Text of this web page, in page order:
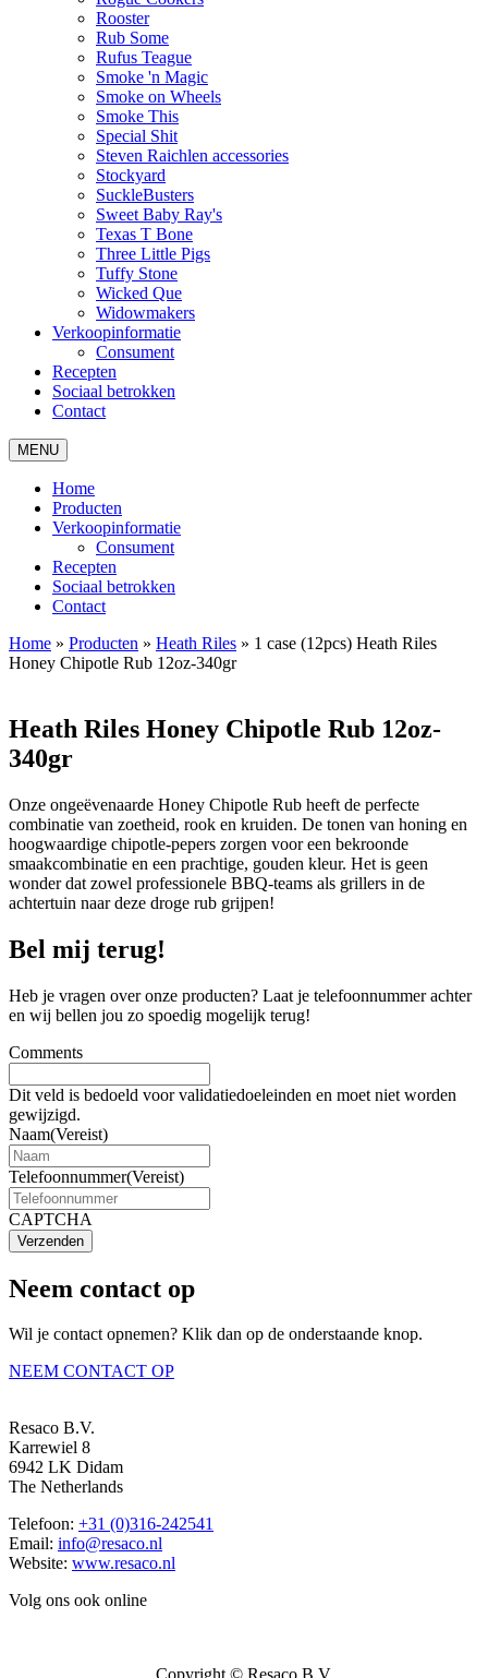
Rooster
Rub Some
Rufus Teague
Smoke 'n Magic
Smoke on Wheels
Smoke This
Special Shit
Steven Raichlen accessories
Stockyard
SuckleBusters
Sweet Baby Ray's
Texas T Bone
Three Little Pigs
Tuffy Stone
Wicked Que
Widowmakers
Verkoopinformatie
Consument
Recepten
Sociaal betrokken
Contact
MENU
Home
Producten
Verkoopinformatie
Consument
Recepten
Sociaal betrokken
Contact
Home » Producten » Heath Riles » 1 case (12pcs) Heath Riles
Honey Chipotle Rub 12oz-340gr
Heath Riles Honey Chipotle Rub 12oz-
340gr
Onze ongeëvenaarde Honey Chipotle Rub heeft de perfecte
combinatie van zoetheid, rook en kruiden. De tonen van honing en
hoogwaardige chipotle-pepers zorgen voor een bekroonde
smaakcombinatie en een prachtige, gouden kleur. Het is geen
wonder dat zowel professionele BBQ-teams als grillers in de
achtertuin naar deze droge rub grijpen!
Bel mij terug!
Heb je vragen over onze producten? Laat je telefoonnummer achter
en wij bellen jou zo spoedig mogelijk terug!
Comments
Dit veld is bedoeld voor validatiedoeleinden en moet niet worden
gewijzigd.
Naam(Vereist)
Telefoonnummer(Vereist)
CAPTCHA
Verzenden
Neem contact op
Wil je contact opnemen? Klik dan op de onderstaande knop.
NEEM CONTACT OP
Resaco B.V.
Karrewiel 8
6942 LK Didam
The Netherlands
Telefoon: +31 (0)316-242541
Email: info@resaco.nl
Website: www.resaco.nl
Volg ons ook online